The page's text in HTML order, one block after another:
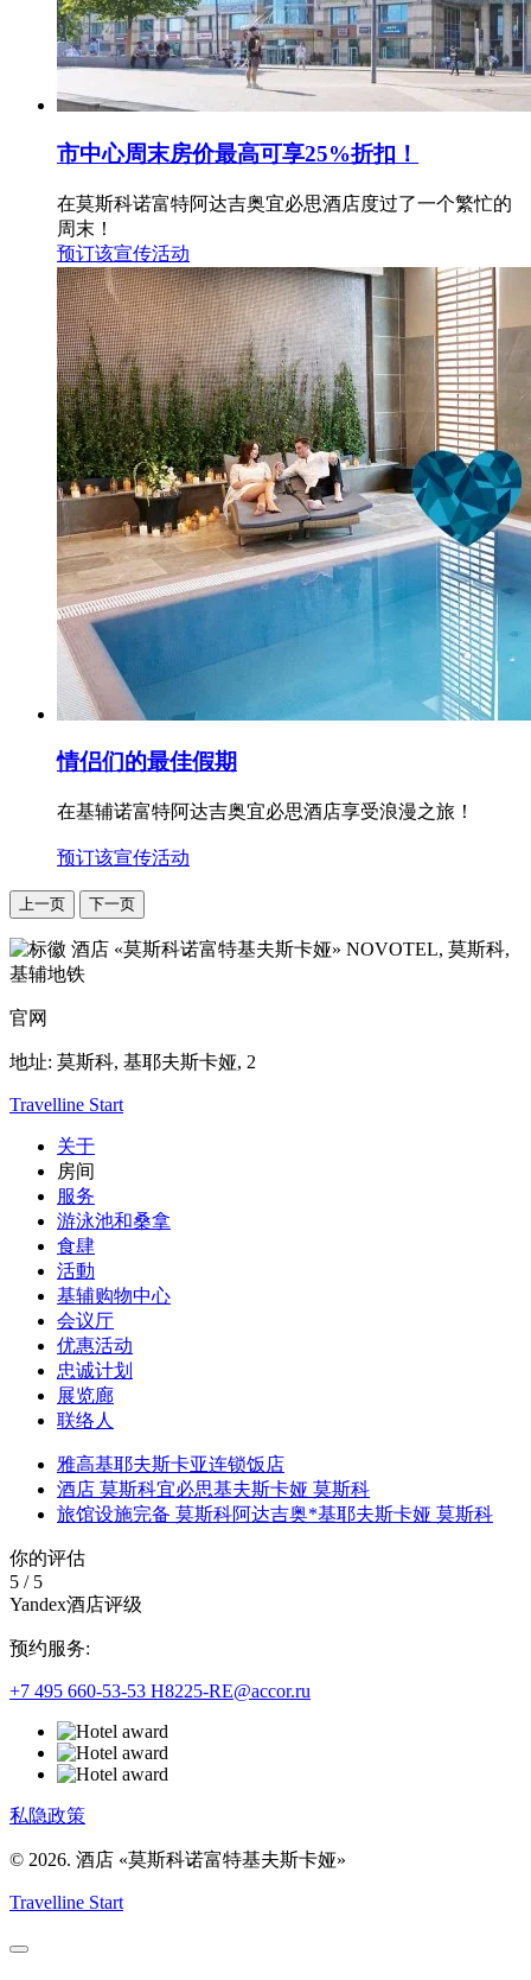
市中心周末房价最高可享25%折扣！
在莫斯科诺富特阿达吉奥宜必思酒店度过了一个繁忙的
周末！
预订该宣传活动
情侣们的最佳假期
在基辅诺富特阿达吉奥宜必思酒店享受浪漫之旅！
预订该宣传活动
上一页 下一页
NOVOTEL, 莫斯科,
基辅地铁
官网
地址: 莫斯科, 基耶夫斯卡娅, 2
Travelline Start
关于
房间
服务
游泳池和桑拿
食肆
活動
基辅购物中心
会议厅
优惠活动
忠诚计划
展览廊
联络人
雅高基耶夫斯卡亚连锁饭店
酒店 莫斯科宜必思基夫斯卡娅 莫斯科
旅馆设施完备 莫斯科阿达吉奥*基耶夫斯卡娅 莫斯科
你的评估
5 / 5
Yandex酒店评级
预约服务:
+7 495 660-53-53 H8225-RE@accor.ru
私隐政策
© 2026. 酒店 «莫斯科诺富特基夫斯卡娅»
Travelline Start